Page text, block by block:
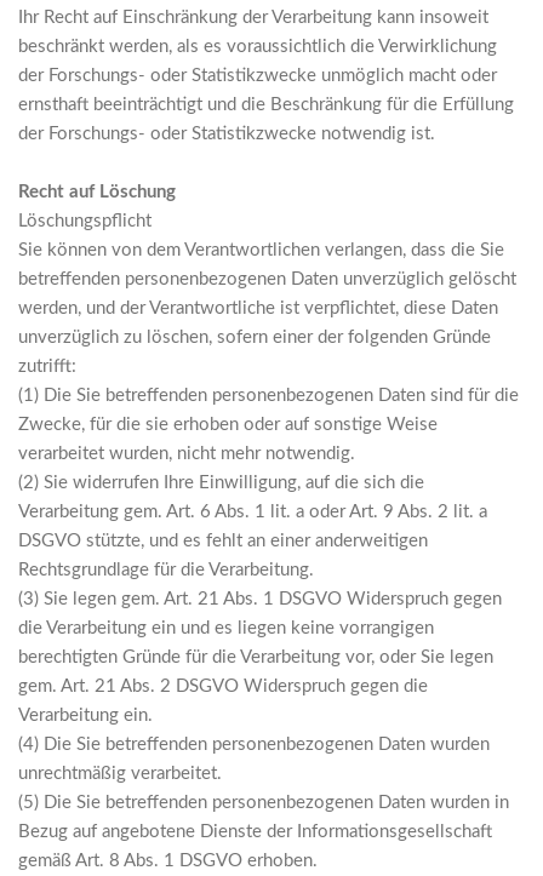
Ihr Recht auf Einschränkung der Verarbeitung kann insoweit
beschränkt werden, als es voraussichtlich die Verwirklichung
der Forschungs- oder Statistikzwecke unmöglich macht oder
ernsthaft beeinträchtigt und die Beschränkung für die Erfüllung
der Forschungs- oder Statistikzwecke notwendig ist.
Recht auf Löschung
Löschungspflicht
Sie können von dem Verantwortlichen verlangen, dass die Sie
betreffenden personenbezogenen Daten unverzüglich gelöscht
werden, und der Verantwortliche ist verpflichtet, diese Daten
unverzüglich zu löschen, sofern einer der folgenden Gründe
zutrifft:
(1) Die Sie betreffenden personenbezogenen Daten sind für die
Zwecke, für die sie erhoben oder auf sonstige Weise
verarbeitet wurden, nicht mehr notwendig.
(2) Sie widerrufen Ihre Einwilligung, auf die sich die
Verarbeitung gem. Art. 6 Abs. 1 lit. a oder Art. 9 Abs. 2 lit. a
DSGVO stützte, und es fehlt an einer anderweitigen
Rechtsgrundlage für die Verarbeitung.
(3) Sie legen gem. Art. 21 Abs. 1 DSGVO Widerspruch gegen
die Verarbeitung ein und es liegen keine vorrangigen
berechtigten Gründe für die Verarbeitung vor, oder Sie legen
gem. Art. 21 Abs. 2 DSGVO Widerspruch gegen die
Verarbeitung ein.
(4) Die Sie betreffenden personenbezogenen Daten wurden
unrechtmäßig verarbeitet.
(5) Die Sie betreffenden personenbezogenen Daten wurden in
Bezug auf angebotene Dienste der Informationsgesellschaft
gemäß Art. 8 Abs. 1 DSGVO erhoben.